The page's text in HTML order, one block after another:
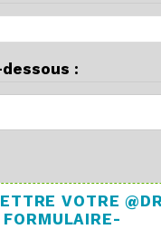
:
VOTRE